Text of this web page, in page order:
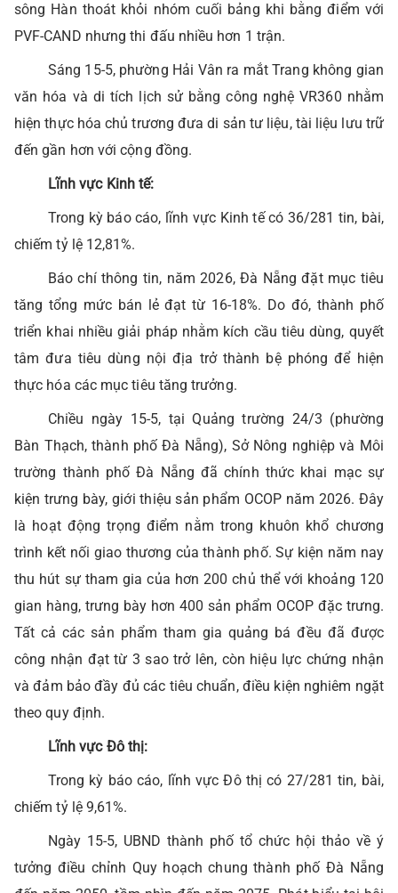
sông Hàn thoát khỏi nhóm cuối bảng khi bằng điểm với
PVF-CAND nhưng thi đấu nhiều hơn 1 trận.
Sáng 15-5, phường Hải Vân ra mắt Trang không gian
văn hóa và di tích lịch sử bằng công nghệ VR360 nhằm
hiện thực hóa chủ trương đưa di sản tư liệu, tài liệu lưu trữ
đến gần hơn với cộng đồng.
Lĩnh vực Kinh tế:
Trong kỳ báo cáo, lĩnh vực Kinh tế có 36/281 tin, bài,
chiếm tỷ lệ 12,81%.
Báo chí thông tin, năm 2026, Đà Nẵng đặt mục tiêu
tăng tổng mức bán lẻ đạt từ 16-18%. Do đó, thành phố
triển khai nhiều giải pháp nhằm kích cầu tiêu dùng, quyết
tâm đưa tiêu dùng nội địa trở thành bệ phóng để hiện
thực hóa các mục tiêu tăng trưởng.
Chiều ngày 15-5, tại Quảng trường 24/3 (phường
Bàn Thạch, thành phố Đà Nẵng), Sở Nông nghiệp và Môi
trường thành phố Đà Nẵng đã chính thức khai mạc sự
kiện trưng bày, giới thiệu sản phẩm OCOP năm 2026. Đây
là hoạt động trọng điểm nằm trong khuôn khổ chương
trình kết nối giao thương của thành phố. Sự kiện năm nay
thu hút sự tham gia của hơn 200 chủ thể với khoảng 120
gian hàng, trưng bày hơn 400 sản phẩm OCOP đặc trưng.
Tất cả các sản phẩm tham gia quảng bá đều đã được
công nhận đạt từ 3 sao trở lên, còn hiệu lực chứng nhận
và đảm bảo đầy đủ các tiêu chuẩn, điều kiện nghiêm ngặt
theo quy định.
Lĩnh vực Đô thị:
Trong kỳ báo cáo, lĩnh vực Đô thị có 27/281 tin, bài,
chiếm tỷ lệ 9,61%.
Ngày 15-5, UBND thành phố tổ chức hội thảo về ý
tưởng điều chỉnh Quy hoạch chung thành phố Đà Nẵng